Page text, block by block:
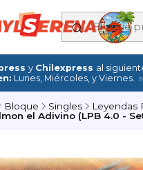
y Chilexpress al
Lunes, Miércoles, y Viernes.
Bloque Singles
Leyendas
el Adivino (LPB 4.0 -